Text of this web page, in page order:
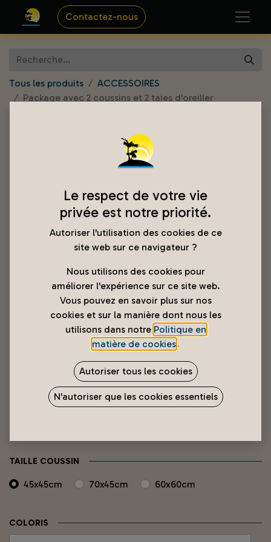
Contactez-nous
Tous les produits
ACCESSOIRES
Package avec 2 coussins et 2 taies d'oreiller
Package avec 2 coussins et 2
taies d'oreiller
TAILLE COUSSIN
45x45cm 70x45cm 60x60cm
COLORIS
Le respect de votre vie
privée est notre priorité.
Autoriser l'utilisation des cookies de ce
site web sur ce navigateur ?
Nous utilisons des cookies pour
améliorer l'expérience sur ce site web.
Vous pouvez en savoir plus sur nos
cookies et sur la manière dont nous les
utilisons dans notre Politique en
matière de cookies.
Autoriser tous les cookies
N'autoriser que les cookies essentiels